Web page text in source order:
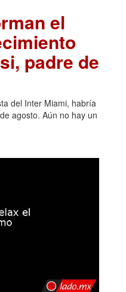
el
padre de
del Inter Miami, habría
agosto. Aún no hay un